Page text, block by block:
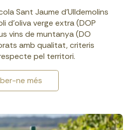
Sant Jaume d’Ulldemolins
d’oliva verge extra (DOP
vins de muntanya (DO
amb qualitat, criteris
pel territori.
ne més